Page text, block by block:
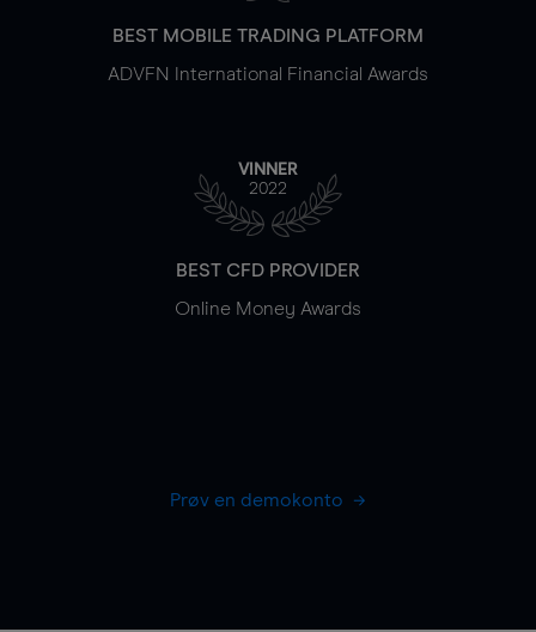
BEST MOBILE TRADING PLATFORM
ADVFN International Financial Awards
VINNER
2022
BEST CFD PROVIDER
Online Money Awards
Prøv en demokonto